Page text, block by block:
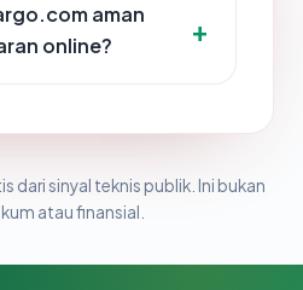
aman
online?
dari sinyal teknis publik. Ini bukan
atau finansial.